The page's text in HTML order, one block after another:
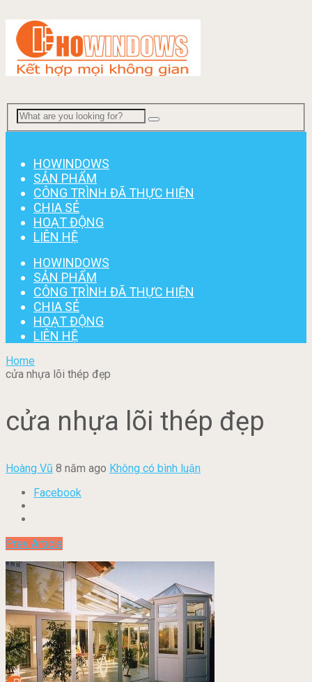
HOWINDOWS
SẢN PHẨM
CÔNG TRÌNH ĐÃ THỰC HIỆN
CHIA SẺ
HOẠT ĐỘNG
LIÊN HỆ
HOWINDOWS
SẢN PHẨM
CÔNG TRÌNH ĐÃ THỰC HIỆN
CHIA SẺ
HOẠT ĐỘNG
LIÊN HỆ
Home
cửa nhựa lõi thép đẹp
cửa nhựa lõi thép đẹp
Hoàng Vũ 8 năm ago Không có bình luận
Facebook
Prev Article